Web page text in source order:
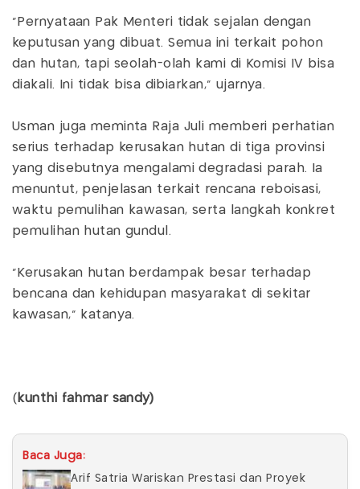
“Pernyataan Pak Menteri tidak sejalan dengan
keputusan yang dibuat. Semua ini terkait pohon
dan hutan, tapi seolah-olah kami di Komisi IV bisa
diakali. Ini tidak bisa dibiarkan,” ujarnya.
Usman juga meminta Raja Juli memberi perhatian
serius terhadap kerusakan hutan di tiga provinsi
yang disebutnya mengalami degradasi parah. Ia
menuntut, penjelasan terkait rencana reboisasi,
waktu pemulihan kawasan, serta langkah konkret
pemulihan hutan gundul.
"Kerusakan hutan berdampak besar terhadap
bencana dan kehidupan masyarakat di sekitar
kawasan," katanya.
( kunthi fahmar sandy)
Baca Juga:
Arif Satria Wariskan Prestasi dan Proyek